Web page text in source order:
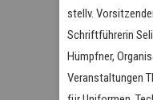
stellv.
Schriftführerin
Hümpfner,
Veranstaltungen